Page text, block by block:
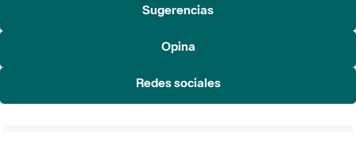
Sugerencias
Opina
Redes sociales